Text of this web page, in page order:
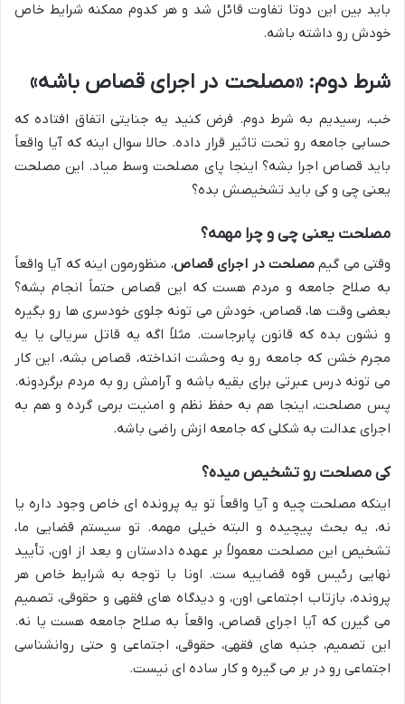
باید بین این دوتا تفاوت قائل شد و هر کدوم ممکنه شرایط خاص
خودش رو داشته باشه.
شرط دوم: «مصلحت در اجرای قصاص باشه»
خب، رسیدیم به شرط دوم. فرض کنید یه جنایتی اتفاق افتاده که
حسابی جامعه رو تحت تاثیر قرار داده. حالا سوال اینه که آیا واقعاً
باید قصاص اجرا بشه؟ اینجا پای مصلحت وسط میاد. این مصلحت
یعنی چی و کی باید تشخیصش بده؟
مصلحت یعنی چی و چرا مهمه؟
وقتی می گیممصلحت در اجرای قصاص، منظورمون اینه که آیا واقعاً
به صلاح جامعه و مردم هست که این قصاص حتماً انجام بشه؟
بعضی وقت ها، قصاص، خودش می تونه جلوی خودسری ها رو بگیره
و نشون بده که قانون پابرجاست. مثلاً اگه یه قاتل سریالی یا یه
مجرم خشن که جامعه رو به وحشت انداخته، قصاص بشه، این کار
می تونه درس عبرتی برای بقیه باشه و آرامش رو به مردم برگردونه.
پس مصلحت، اینجا هم به حفظ نظم و امنیت برمی گرده و هم به
اجرای عدالت به شکلی که جامعه ازش راضی باشه.
کی مصلحت رو تشخیص میده؟
اینکه مصلحت چیه و آیا واقعاً تو یه پرونده ای خاص وجود داره یا
نه، یه بحث پیچیده و البته خیلی مهمه. تو سیستم قضایی ما،
تشخیص این مصلحت معمولاً بر عهده دادستان و بعد از اون، تأیید
نهایی رئیس قوه قضاییه ست. اونا با توجه به شرایط خاص هر
پرونده، بازتاب اجتماعی اون، و دیدگاه های فقهی و حقوقی، تصمیم
می گیرن که آیا اجرای قصاص، واقعاً به صلاح جامعه هست یا نه.
این تصمیم، جنبه های فقهی، حقوقی، اجتماعی و حتی روانشناسی
اجتماعی رو در بر می گیره و کار ساده ای نیست.